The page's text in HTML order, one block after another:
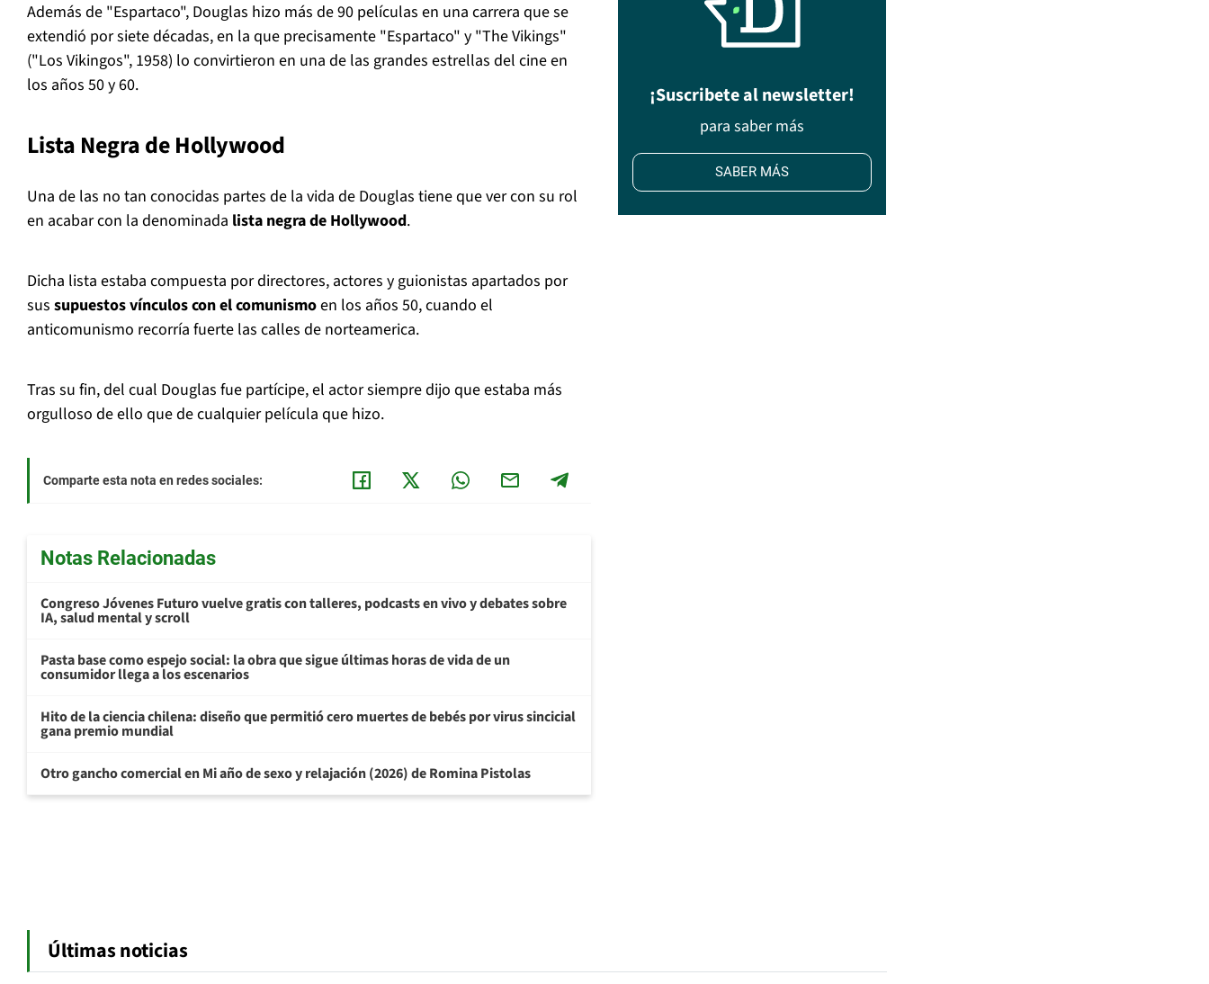
Además de "Espartaco", Douglas hizo más de 90 películas en una carrera que se
extendió por siete décadas, en la que precisamente "Espartaco" y "The Vikings"
("Los Vikingos", 1958) lo convirtieron en una de las grandes estrellas del cine en
los años 50 y 60.
Lista Negra de Hollywood
Una de las no tan conocidas partes de la vida de Douglas tiene que ver con su rol
en acabar con la denominada lista negra de Hollywood.
Dicha lista estaba compuesta por directores, actores y guionistas apartados por
sus supuestos vínculos con el comunismoen los años 50, cuando el
anticomunismo recorría fuerte las calles de norteamerica.
Tras su fin, del cual Douglas fue partícipe, el actor siempre dijo que estaba más
orgulloso de ello que de cualquier película que hizo.
Comparte esta nota en redes sociales:
Notas Relacionadas
Congreso Jóvenes Futuro vuelve gratis con talleres, podcasts en vivo y debates sobre
IA, salud mental y scroll
Pasta base como espejo social: la obra que sigue últimas horas de vida de un
consumidor llega a los escenarios
Hito de la ciencia chilena: diseño que permitió cero muertes de bebés por virus sincicial
gana premio mundial
Otro gancho comercial en Mi año de sexo y relajación (2026) de Romina Pistolas
¡Suscribete al newsletter!
para saber más
SABER MÁS
Últimas noticias